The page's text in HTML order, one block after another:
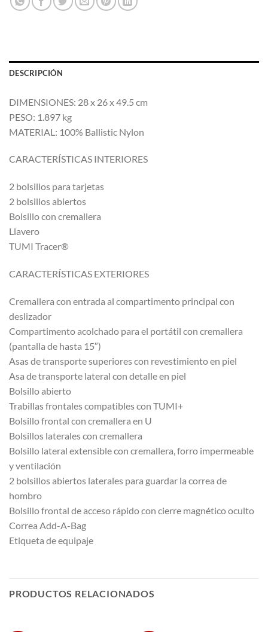
DESCRIPCIÓN
DIMENSIONES: 28 x 26 x 49.5 cm
PESO: 1.897 kg
MATERIAL: 100% Ballistic Nylon
CARACTERÍSTICAS INTERIORES
2 bolsillos para tarjetas
2 bolsillos abiertos
Bolsillo con cremallera
Llavero
TUMI Tracer®
CARACTERÍSTICAS EXTERIORES
Cremallera con entrada al compartimento principal con
deslizador
Compartimento acolchado para el portátil con cremallera
(pantalla de hasta 15″)
Asas de transporte superiores con revestimiento en piel
Asa de transporte lateral con detalle en piel
Bolsillo abierto
Trabillas frontales compatibles con TUMI+
Bolsillo frontal con cremallera en U
Bolsillos laterales con cremallera
Bolsillo lateral extensible con cremallera, forro impermeable
y ventilación
2 bolsillos abiertos laterales para guardar la correa de
hombro
Bolsillo frontal de acceso rápido con cierre magnético oculto
Correa Add-A-Bag
Etiqueta de equipaje
PRODUCTOS RELACIONADOS